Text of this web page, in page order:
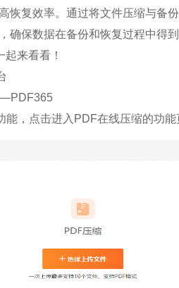
恢复效率。通过将文件压缩与备
确保数据在备份和恢复过程中得
来看看！
能，点击进入PDF在线压缩的功能